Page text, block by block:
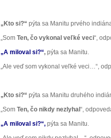
„Kto si?“ pýta sa Manitu prvého
„Som Ten, čo vykonal veľké veci“,
„A miloval si?“, pýta sa Manitu.
„Ale veď som vykonal veľké veci…“,
„Kto si?“ pýta sa Manitu druhého
„Som Ten, čo nikdy nezlyhal “,
„A miloval si?“, pýta sa Manitu.